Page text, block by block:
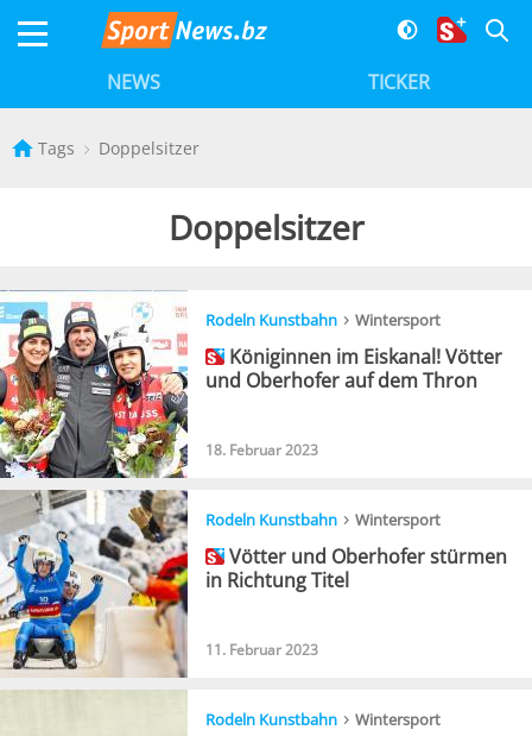
NEWS TICKER
Tags Doppelsitzer
Doppelsitzer
Rodeln Kunstbahn › Wintersport
Königinnen im Eiskanal! Vötter
und Oberhofer auf dem Thron
18. Februar 2023
Rodeln Kunstbahn › Wintersport
Vötter und Oberhofer stürmen
in Richtung Titel
11. Februar 2023
Rodeln Kunstbahn › Wintersport